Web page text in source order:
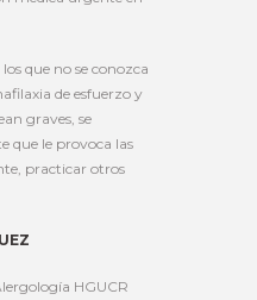
que no se conozca
de esfuerzo y
graves, se
que le provoca las
practicar otros
HGUCR